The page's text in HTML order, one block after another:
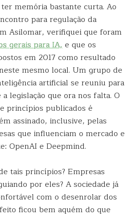
memória bastante curta. Ao
para regulação da
Asilomar, verifiquei que foram
gerais para IA,e que os
em 2017 como resultado
mesmo local. Um grupo de
artificial se reuniu para
legislação que ora nos falta. O
princípios publicados é
assinado, inclusive, pelas
que influenciam o mercado e
OpenAI e Deepmind.
tais princípios? Empresas
por eles? A sociedade já
com o desenrolar dos
ficou bem aquém do que